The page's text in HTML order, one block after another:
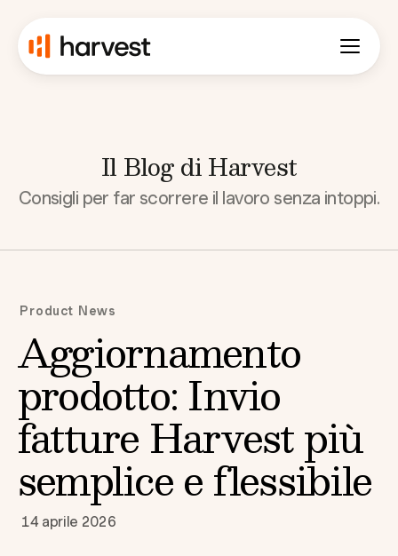
Il Blog di Harvest
Consigli per far scorrere il lavoro senza intoppi.
Product News
Aggiornamento
prodotto: Invio
fatture Harvest più
semplice e flessibile
14 aprile 2026